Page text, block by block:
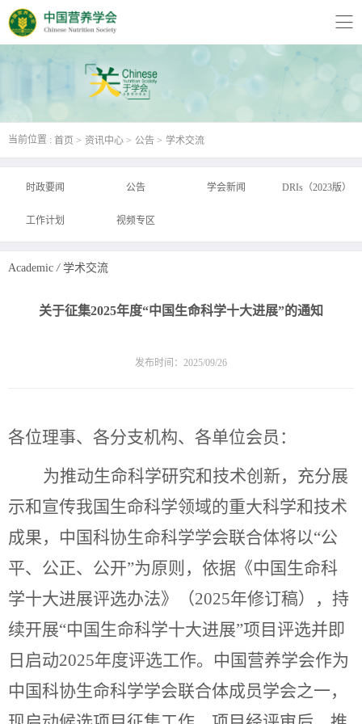
当前位置 : 首页 资讯中心 公告 学术交流
时政要闻 公告 学会新闻 DRIs（2023版）
工作计划 视频专区
Academic / 学术交流
关于征集2025年度“中国生命科学十大进展”的通知
发布时间：2025/09/26
各位理事、各分支机构、各单位会员：
为推动生命科学研究和技术创新，充分展
示和宣传我国生命科学领域的重大科学和技术
成果，中国科协生命科学学会联合体将以“公
平、公正、公开”为原则，依据《中国生命科
学十大进展评选办法》（2025年修订稿），持
续开展“中国生命科学十大进展”项目评选并即
日启动2025年度评选工作。中国营养学会作为
中国科协生命科学学会联合体成员学会之一，